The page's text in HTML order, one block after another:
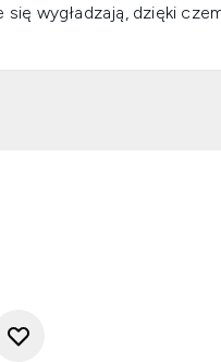
wygładzają, dzięki